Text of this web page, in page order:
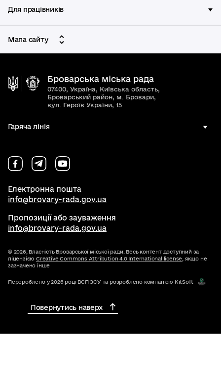
Для працівників
Мапа сайту
Броварська міська рада
07400, Україна, Київська область,
Броварський район, м. Бровари,
вул. Героїв України, 15
Гаряча лінія
Електронна пошта
info@brovary-rada.gov.ua
Пропозиції або зауваження
info@brovary-rada.gov.ua
© 2026, Власність Броварської міської ради. Весь контент доступний за
ліцензією Creative Commons Attribution 4.0 International license , якщо не
зазначено інше
Перероблено у 2026 році ВСП ЗСУ та розроблено компанією KitSoft
Повернутись наверх